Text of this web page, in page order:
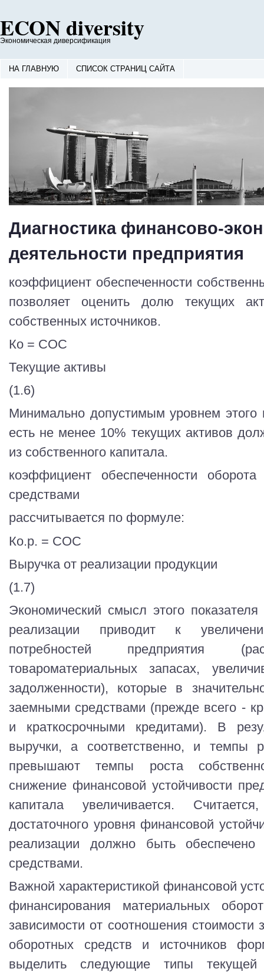
ECON diversity
Экономическая диверсификация
НА ГЛАВНУЮ СПИСОК СТРАНИЦ САЙТА
Диагностика финансово-
деятельности предприятия
коэффициент обеспеченности
позволяет оценить долю текущих
собственных источников.
Ко = СОС
Текущие активы
(1.6)
Минимально допустимым уровнем этого
есть не менее 10% текущих активов
из собственного капитала.
коэффициент обеспеченности
средствами
рассчитывается по формуле:
Ко.р. = СОС
Выручка от реализации продукции
(1.7)
Экономический смысл этого
реализации приводит к
потребностей предприятия
товароматериальных запасах,
задолженности), которые в
заемными средствами (прежде всего -
и краткосрочными кредитами). В
выручки, а соответственно, и темпы
превышают темпы роста
снижение финансовой устойчивости
капитала увеличивается.
достаточного уровня финансовой
реализации должно быть обеспечено
средствами.
Важной характеристикой финансовой
финансирования материальных
зависимости от соотношения
оборотных средств и источников
выделить следующие типы текущей